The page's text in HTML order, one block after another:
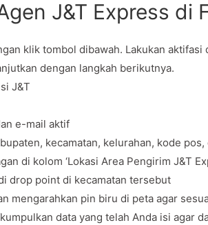
J&T Express di
klik tombol dibawah. Lakukan aktifasi
dengan langkah berikutnya.
J&T
e-mail aktif
kecamatan, kelurahan, kode
di kolom ‘Lokasi Area Pengirim J&T
drop point di kecamatan tersebut
mengarahkan pin biru di peta agar
kumpulkan data yang telah Anda isi agar